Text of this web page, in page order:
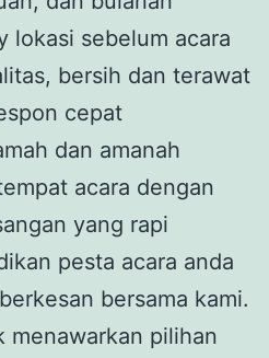
lokasi sebelum acara
bersih dan terawat
cepat
dan amanah
acara dengan
yang rapi
pesta acara anda
bersama kami.
menawarkan pilihan